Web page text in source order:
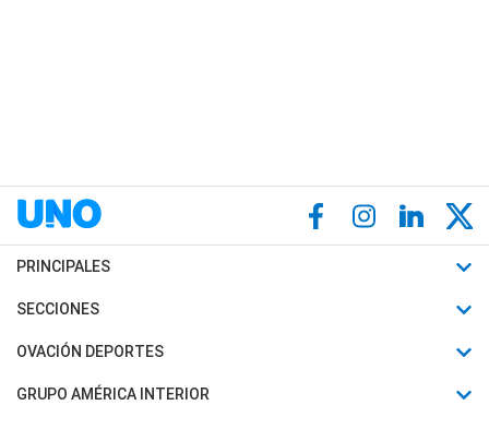
PRINCIPALES
Últimas Noticias
Política
SECCIONES
Horóscopo
Motores
OVACIÓN DEPORTES
Fútbol
GRUPO AMÉRICA INTERIOR